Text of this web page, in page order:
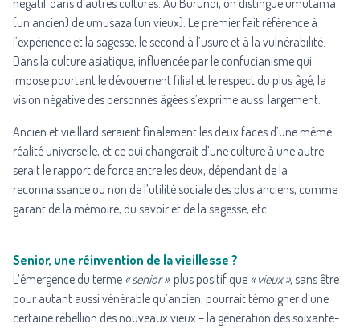
négatif dans d’autres cultures. Au Burundi, on distingue umutama
(un ancien) de umusaza (un vieux). Le premier fait référence à
l’expérience et la sagesse, le second à l’usure et à la vulnérabilité.
Dans la culture asiatique, influencée par le confucianisme qui
impose pourtant le dévouement filial et le respect du plus âgé, la
vision négative des personnes âgées s’exprime aussi largement.
Ancien et vieillard seraient finalement les deux faces d’une même
réalité universelle, et ce qui changerait d’une culture à une autre
serait le rapport de force entre les deux, dépendant de la
reconnaissance ou non de l’utilité sociale des plus anciens, comme
garant de la mémoire, du savoir et de la sagesse, etc.
Senior, une réinvention de la vieillesse ?
L’émergence du terme « senior », plus positif que « vieux », sans être
pour autant aussi vénérable qu’ancien, pourrait témoigner d’une
certaine rébellion des nouveaux vieux – la génération des soixante-